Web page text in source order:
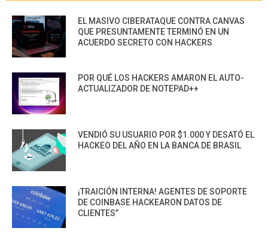
EL MASIVO CIBERATAQUE CONTRA CANVAS
QUE PRESUNTAMENTE TERMINÓ EN UN
ACUERDO SECRETO CON HACKERS
POR QUÉ LOS HACKERS AMARON EL AUTO-
ACTUALIZADOR DE NOTEPAD++
VENDIÓ SU USUARIO POR $1.000 Y DESATÓ EL
HACKEO DEL AÑO EN LA BANCA DE BRASIL
¡TRAICIÓN INTERNA! AGENTES DE SOPORTE
DE COINBASE HACKEARON DATOS DE
CLIENTES”